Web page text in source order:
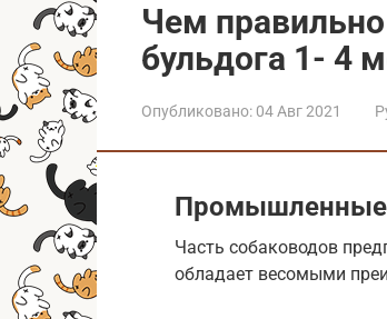
Чем
бульдога 1- 4
Опубликовано: 04 Авг 2021
Промышленные
Часть собаководов
обладает весомыми